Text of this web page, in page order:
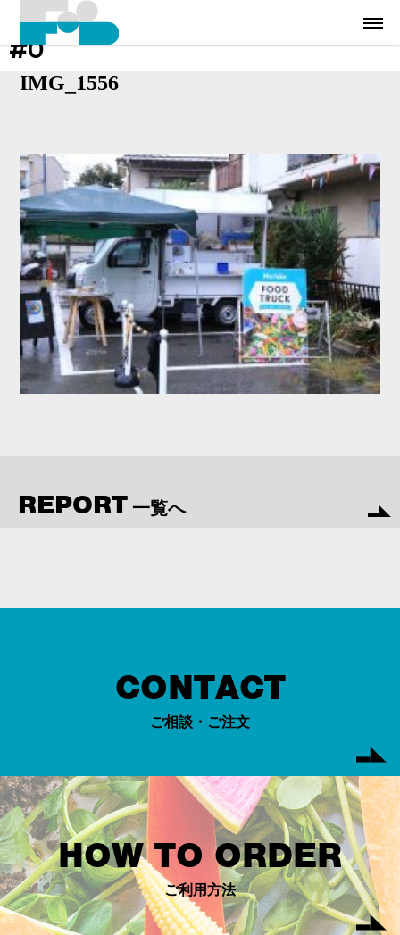
#0
IMG_1556
REPORT 一覧へ
CONTACT
ご相談・ご注文
HOW TO ORDER
ご利用方法